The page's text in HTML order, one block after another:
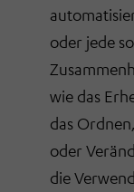
oder jede
wie das
das
oder
die